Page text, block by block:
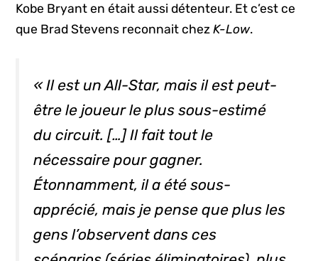
Kobe Bryant en était aussi détenteur. Et c’est ce
que Brad Stevens reconnait chezK-Low.
« Il est unAll-Star, mais il est peut-
être le joueur le plus sous-estimé
du circuit. […] Il fait tout le
nécessaire pour gagner.
Étonnamment, il a été sous-
apprécié, mais je pense que plus les
gens l’observent dans ces